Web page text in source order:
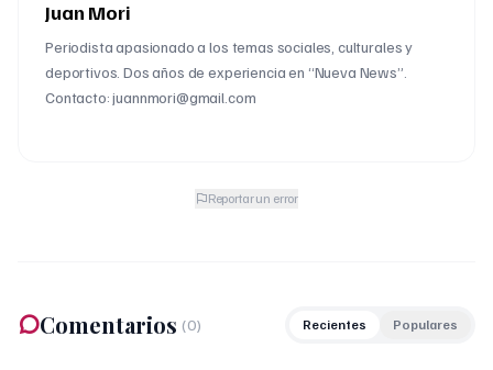
Juan Mori
Periodista apasionado a los temas sociales, culturales y
deportivos. Dos años de experiencia en “Nueva News”.
Contacto: juannmori@gmail.com
Reportar un error
Comentarios (0) Recientes Populares